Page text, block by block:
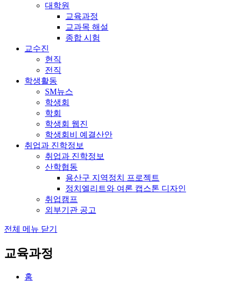
대학원
교육과정
교과목 해설
종합 시험
교수진
현직
전직
학생활동
SM뉴스
학생회
학회
학생회 웹진
학생회비 예결산안
취업과 진학정보
취업과 진학정보
산학협동
용산구 지역정치 프로젝트
정치엘리트와 여론 캡스톤 디자인
취업캠프
외부기관 공고
전체 메뉴 닫기
교육과정
홈